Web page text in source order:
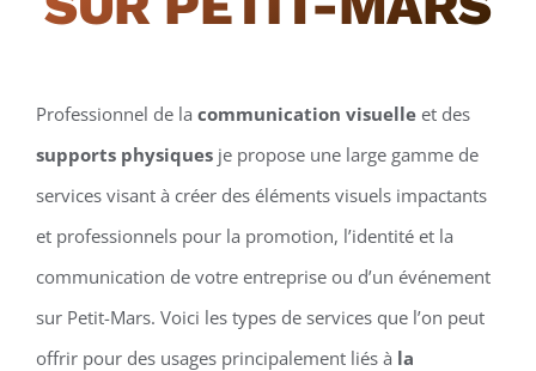
Professionnel de la communication visuelleet des
supports physiquesje propose une large gamme de
services visant à créer des éléments visuels impactants
et professionnels pour la promotion, l’identité et la
communication de votre entreprise ou d’un événement
sur Petit-Mars. Voici les types de services que l’on peut
offrir pour des usages principalement liés à la